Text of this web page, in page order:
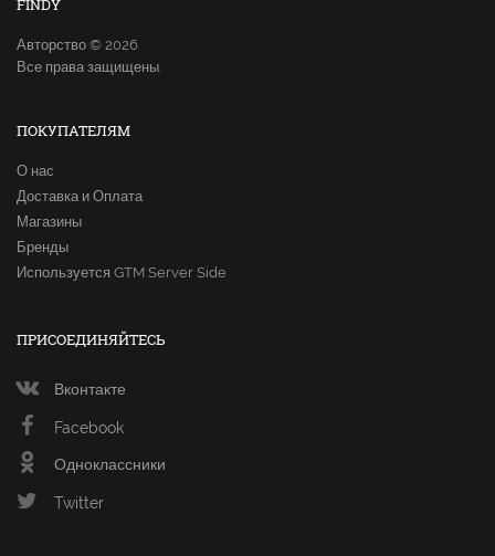
FINDY
Авторство © 2026
Все права защищены.
ПОКУПАТЕЛЯМ
О нас
Доставка и Оплата
Магазины
Бренды
Используется GTM Server Side
ПРИСОЕДИНЯЙТЕСЬ
Вконтакте
Facebook
Одноклассники
Twitter